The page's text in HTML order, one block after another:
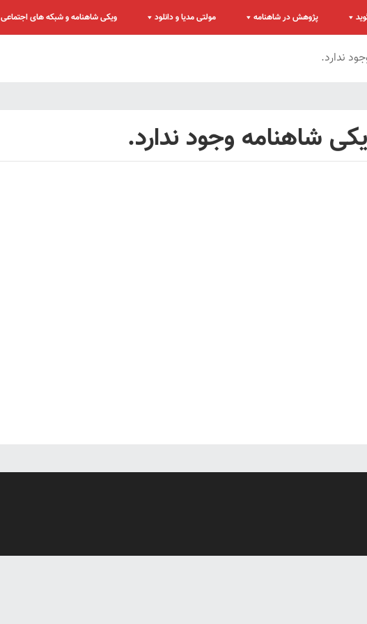
پژوهش در شاهنامه مولتی مدیا و دانلود ویکی شاهنامه و شبکه های اجتماعی
ندارد.
شاهنامه وجود ندارد.